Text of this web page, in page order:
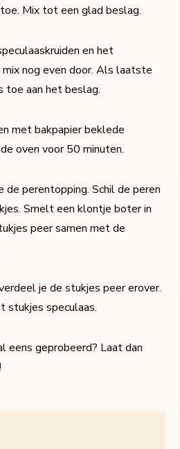
Mix tot een glad beslag.
en het
nog even door. Als laatste
toe aan het beslag.
met bakpapier beklede
oven voor 50 minuten.
de perentopping. Schil de peren
Smelt een klontje boter in
peer samen met de
je de stukjes peer erover.
stukjes speculaas.
eens geprobeerd? Laat dan